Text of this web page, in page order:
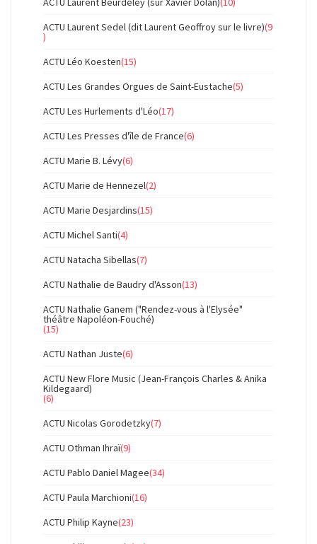
ACTU Laurent Sedel (dit Laurent Geoffroy sur le livre)(9
)
ACTU Léo Koesten(15)
ACTU Les Grandes Orgues de Saint-Eustache(5)
ACTU Les Hurlements d'Léo(17)
ACTU Les Presses d'île de France(6)
ACTU Marie B. Lévy(6)
ACTU Marie de Hennezel(2)
ACTU Marie Desjardins(15)
ACTU Michel Santi(4)
ACTU Natacha Sibellas(7)
ACTU Nathalie de Baudry d'Asson(13)
ACTU Nathalie Ganem ("Rendez-vous à l'Elysée"
théâtre Napoléon-Fouché)
(15)
ACTU Nathan Juste(6)
ACTU New Flore Music (Jean-François Charles & Anika
Kildegaard)
(6)
ACTU Nicolas Gorodetzky(7)
ACTU Othman Ihraï(9)
ACTU Pablo Daniel Magee(34)
ACTU Paula Marchioni(16)
ACTU Philip Kayne(23)